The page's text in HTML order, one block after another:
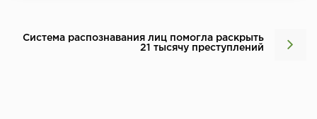
Система распознавания лиц помогла раскрыть
21 тысячу преступлений